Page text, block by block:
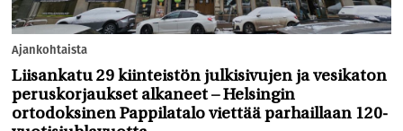
Ajankohtaista
Liisankatu 29 kiinteistön julkisivujen ja vesikaton
peruskorjaukset alkaneet – Helsingin
ortodoksinen Pappilatalo viettää parhaillaan 120-